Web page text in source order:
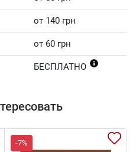
от 140 грн
от 60 грн
БЕСПЛАТНО
-7%